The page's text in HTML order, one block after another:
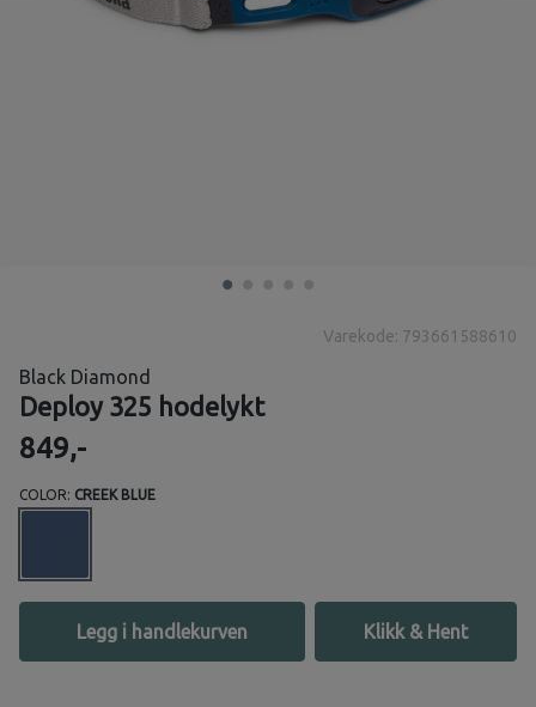
Varekode: 793661588610
Black Diamond
Deploy 325 hodelykt
849,-
COLOR: CREEK BLUE
Legg i handlekurven Klikk & Hent